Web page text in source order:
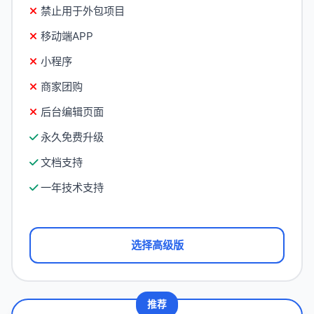
禁止用于外包项目
移动端APP
小程序
商家团购
后台编辑页面
永久免费升级
文档支持
一年技术支持
选择高级版
推荐